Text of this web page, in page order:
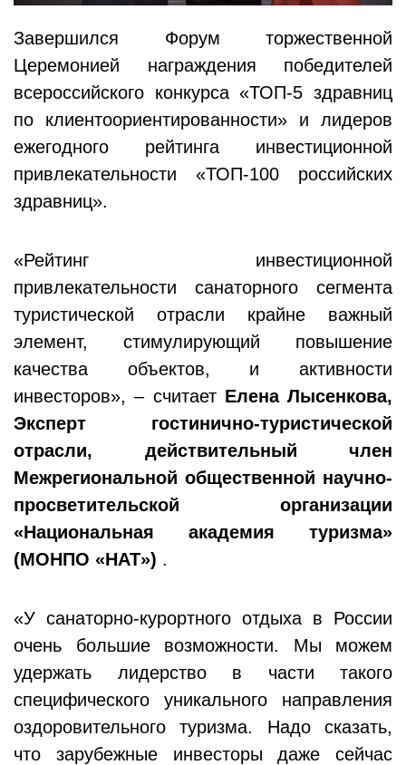
Завершился Форум торжественной
Церемонией награждения победителей
всероссийского конкурса «ТОП-5 здравниц
по клиентоориентированности» и лидеров
ежегодного рейтинга инвестиционной
привлекательности «ТОП-100 российских
здравниц».
«Рейтинг инвестиционной
привлекательности санаторного сегмента
туристической отрасли крайне важный
элемент, стимулирующий повышение
качества объектов, и активности
инвесторов», – считает Елена Лысенкова,
Эксперт гостинично-туристической
отрасли, действительный член
Межрегиональной общественной научно-
просветительской организации
«Национальная академия туризма»
(МОНПО «НАТ») .
«У санаторно-курортного отдыха в России
очень большие возможности. Мы можем
удержать лидерство в части такого
специфического уникального направления
оздоровительного туризма. Надо сказать,
что зарубежные инвесторы даже сейчас